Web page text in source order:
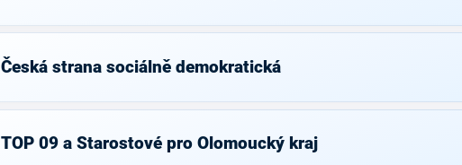
Česká strana sociálně demokratická
TOP 09 a Starostové pro Olomoucký kraj